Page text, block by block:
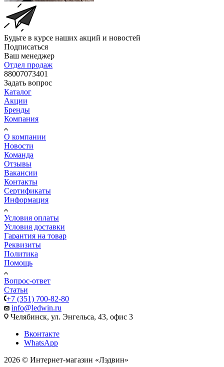
Будьте в курсе наших акций и новостей
Подписаться
Ваш менеджер
Отдел продаж
88007073401
Задать вопрос
Каталог
Акции
Бренды
Компания
О компании
Новости
Команда
Отзывы
Вакансии
Контакты
Сертификаты
Информация
Условия оплаты
Условия доставки
Гарантия на товар
Реквизиты
Политика
Помощь
Вопрос-ответ
Статьи
+7 (351) 700-82-80
info@ledwin.ru
Челябинск, ул. Энгельса, 43, офис 3
Вконтакте
WhatsApp
2026 © Интернет-магазин «Лэдвин»